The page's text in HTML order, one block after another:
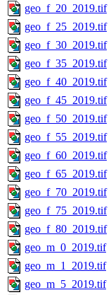
geo_f_20_2019.tif
geo_f_25_2019.tif
geo_f_30_2019.tif
geo_f_35_2019.tif
geo_f_40_2019.tif
geo_f_45_2019.tif
geo_f_50_2019.tif
geo_f_55_2019.tif
geo_f_60_2019.tif
geo_f_65_2019.tif
geo_f_70_2019.tif
geo_f_75_2019.tif
geo_f_80_2019.tif
geo_m_0_2019.tif
geo_m_1_2019.tif
geo_m_5_2019.tif